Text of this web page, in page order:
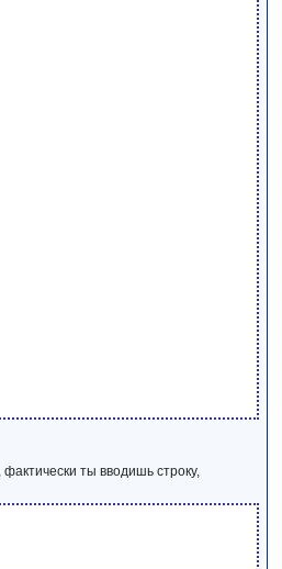
ты вводишь строку,